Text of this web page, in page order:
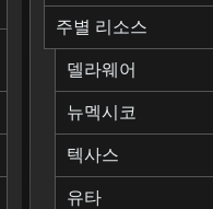
주별 리소스
델라웨어
뉴멕시코
텍사스
유타